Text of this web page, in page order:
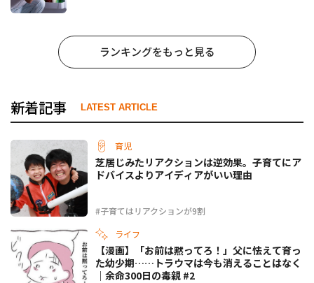
ランキングをもっと見る
新着記事 LATEST ARTICLE
育児
#子育てはリアクションが9割
芝居じみたリアクションは逆効果。子育てにア
ドバイスよりアイディアがいい理由
ライフ
【漫画】「お前は黙ってろ！」父に怯えて育っ
た幼少期……トラウマは今も消えることはなく
｜余命300日の毒親 #2